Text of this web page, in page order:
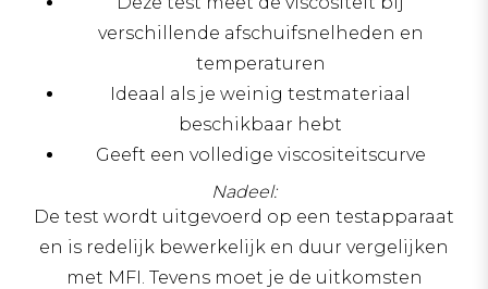
verschillende afschuifsnelheden en
temperaturen
Ideaal als je weinig testmateriaal
beschikbaar hebt
Geeft een volledige viscositeitscurve
Nadeel:
De test wordt uitgevoerd op een testapparaat
en is redelijk bewerkelijk en duur vergelijken
met MFI. Tevens moet je de uitkomsten